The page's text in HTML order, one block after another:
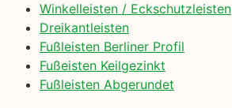
Winkelleisten / Eckschutzleisten
Dreikantleisten
Fußleisten Berliner Profil
Fußeisten Keilgezinkt
Fußleisten Abgerundet